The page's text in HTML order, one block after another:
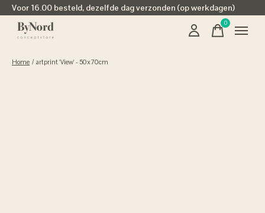
Voor 16.00 besteld, dezelfde dag verzonden (op werkdagen)
0items
Home / artprint 'View' - 50x70cm